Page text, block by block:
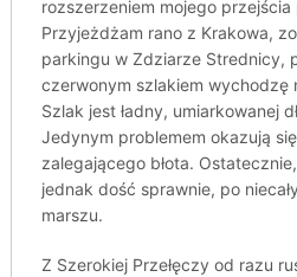
rozszerzeniem mojego przejścia
Przyjeżdżam rano z Krakowa,
parkingu w Zdziarze Strednicy,
czerwonym szlakiem wychodzę
Szlak jest ładny, umiarkowanej
Jedynym problemem okazują
zalegającego błota.
jednak dość sprawnie, po
marszu.
Z Szerokiej Przełęczy od razu